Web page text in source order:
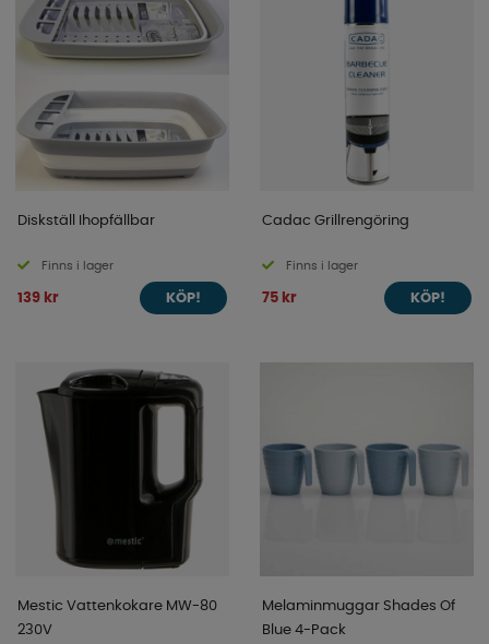
Diskställ Ihopfällbar
Finns i lager
139 kr KÖP!
Cadac Grillrengöring
Finns i lager
75 kr KÖP!
Mestic Vattenkokare MW-80
230V
Melaminmuggar Shades Of
Blue 4-Pack